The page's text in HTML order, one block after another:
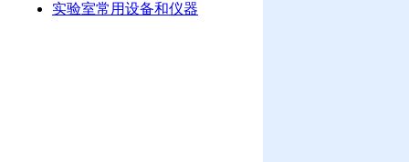
实验室常用设备和仪器